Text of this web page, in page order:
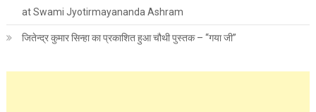
at Swami Jyotirmayananda Ashram
जितेन्द्र कुमार सिन्हा का प्रकाशित हुआ चौथी पुस्तक – “गया जी”